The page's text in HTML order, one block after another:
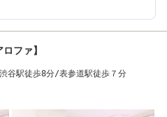
ファ】
谷駅徒歩8分/表参道駅徒歩７分